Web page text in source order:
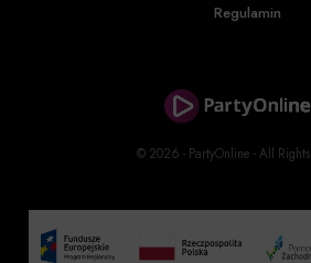
© 2026 - PartyOnline - All
Regulamin